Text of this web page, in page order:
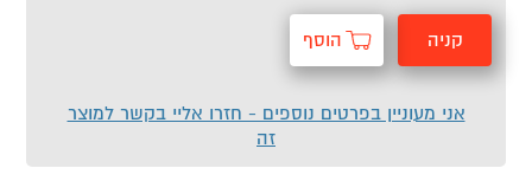
קניה הוסף
אני מעוניין בפרטים נוספים - חזרו אליי בקשר למוצר
זה